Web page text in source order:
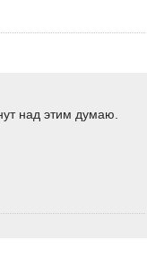
над этим думаю.